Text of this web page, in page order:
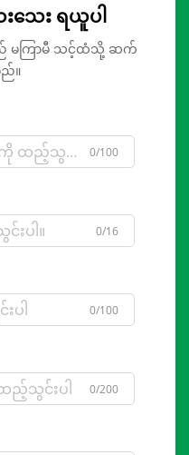
ေး ရယူပါ
မကြာမီ သင့်ထံသို့ ဆက်
။
0/100
0/16
0/100
0/200